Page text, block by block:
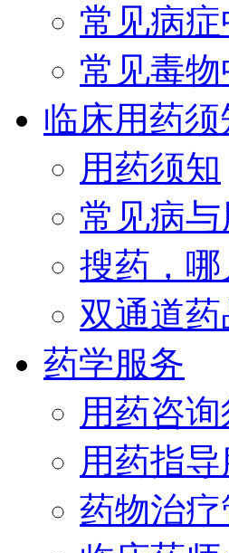
常见病
常见毒
临床用药须
用药须知
常见病
搜药，哪
双通道药
药学服务
用药咨询
用药指
药物治疗